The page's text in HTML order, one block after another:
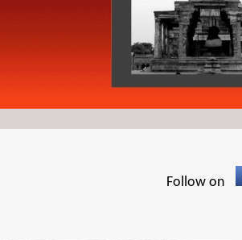
Follow on